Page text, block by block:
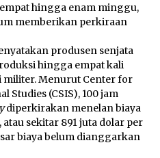
hingga enam minggu,
memberikan perkiraan
produsen senjata
hingga empat kali
Menurut Center for
Studies (CSIS), 100 jam
diperkirakan menelan biaya
atau sekitar 891 juta dolar per
biaya belum dianggarkan